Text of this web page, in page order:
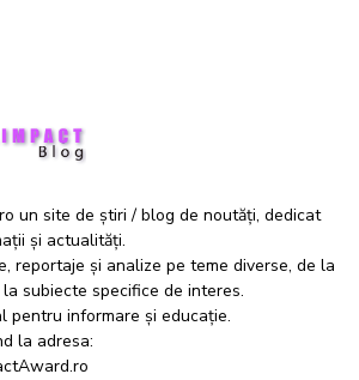
un site de știri / blog de noutăți, dedicat
și actualități.
reportaje și analize pe teme diverse, de la
subiecte specifice de interes.
pentru informare și educație.
la adresa: